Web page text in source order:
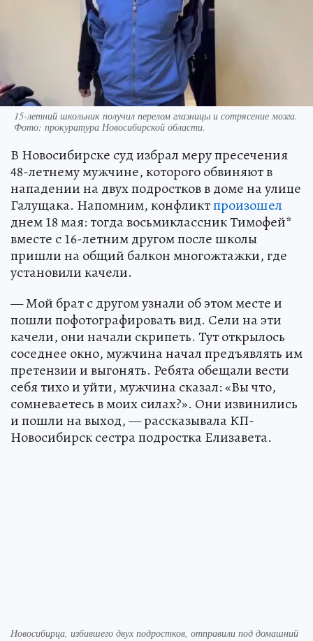
15-летний школьник получил перелом глазницы и сотрясение мозга.
Фото: прокуратура Новосибирской области.
В Новосибирске суд избрал меру пресечения
48-летнему мужчине, которого обвиняют в
нападении на двух подростков в доме на улице
Галущака. Напомним, конфликтпроизошел
днем 18 мая: тогда восьмиклассник Тимофей*
вместе с 16-летним другом после школы
пришли на общий балкон многожтажки, где
установили качели.
— Мой брат с другом узнали об этом месте и
пошли пофотографировать вид. Сели на эти
качели, они начали скрипеть. Тут открылось
соседнее окно, мужчина начал предъявлять им
претензии и выгонять. Ребята обещали вести
себя тихо и уйти, мужчина сказал: «Вы что,
сомневаетесь в моих силах?». Они извинились
и пошли на выход, — рассказывала КП-
Новосибирск сестра подростка Елизавета.
Новосибирца, избившего двух подростков, отправили под домашний